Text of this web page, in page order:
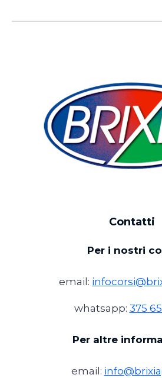
Contatti
Per i nostri
email:
whatsapp: 375
Per altre
email: